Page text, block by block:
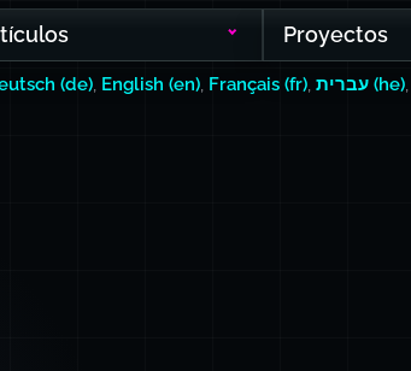
Proyectos
(de) English (en) Français (fr) עברית (he)